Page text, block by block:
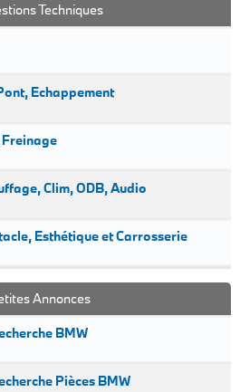
Techniques
Echappement
Freinage
Clim, ODB, Audio
Esthétique et Carrosserie
Annonces
BMW
Pièces BMW